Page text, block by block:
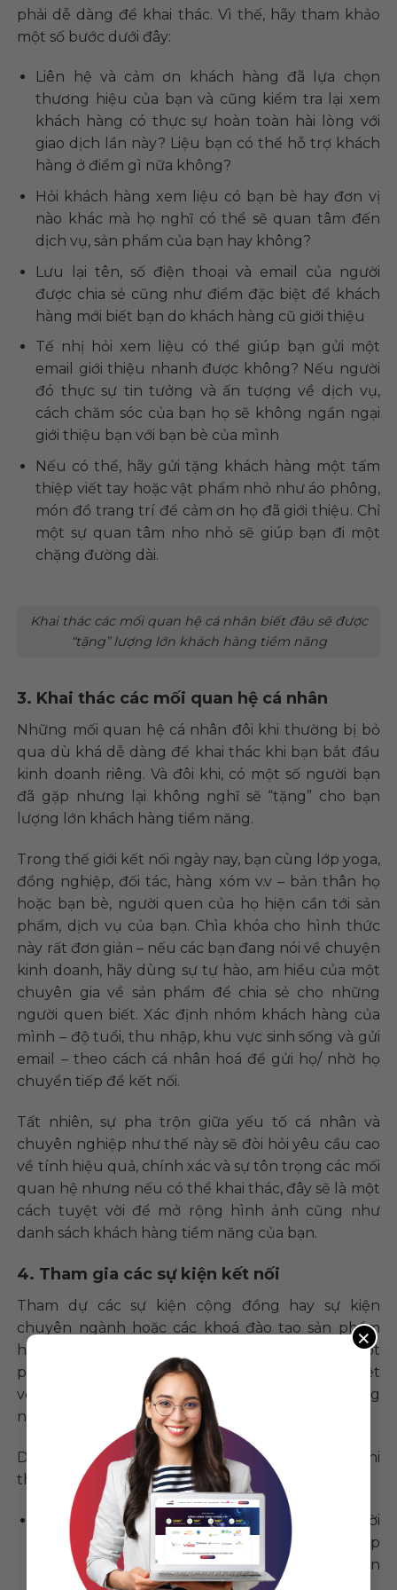
×
phải dễ dàng để khai thác. Vì thế, hãy tham khảo
một số bước dưới đây:
Liên hệ và cảm ơn khách hàng đã lựa chọn
thương hiệu của bạn và cũng kiểm tra lại xem
khách hàng có thực sự hoàn toàn hài lòng với
giao dịch lần này? Liệu bạn có thể hỗ trợ khách
hàng ở điểm gì nữa không?
Hỏi khách hàng xem liệu có bạn bè hay đơn vị
nào khác mà họ nghĩ có thể sẽ quan tâm đến
dịch vụ, sản phẩm của bạn hay không?
Lưu lại tên, số điện thoại và email của người
được chia sẻ cũng như điểm đặc biệt để khách
hàng mới biết bạn do khách hàng cũ giới thiệu
Tế nhị hỏi xem liệu có thể giúp bạn gửi một
email giới thiệu nhanh được không? Nếu người
đó thực sự tin tưởng và ấn tượng về dịch vụ,
cách chăm sóc của bạn họ sẽ không ngần ngại
giới thiệu bạn với bạn bè của mình
Nếu có thể, hãy gửi tặng khách hàng một tấm
thiệp viết tay hoặc vật phẩm nhỏ như áo phông,
món đồ trang trí để cảm ơn họ đã giới thiệu. Chỉ
một sự quan tâm nho nhỏ sẽ giúp bạn đi một
chặng đường dài.
Khai thác các mối quan hệ cá nhân biết đâu sẽ được
“tặng” lượng lớn khách hàng tiềm năng
3. Khai thác các mối quan hệ cá nhân
Những mối quan hệ cá nhân đôi khi thường bị bỏ
qua dù khá dễ dàng để khai thác khi bạn bắt đầu
kinh doanh riêng. Và đôi khi, có một số người bạn
đã gặp nhưng lại không nghĩ sẽ “tặng” cho bạn
lượng lớn khách hàng tiềm năng.
Trong thế giới kết nối ngày nay, bạn cùng lớp yoga,
đồng nghiệp, đối tác, hàng xóm v.v – bản thân họ
hoặc bạn bè, người quen của họ hiện cần tới sản
phẩm, dịch vụ của bạn. Chìa khóa cho hình thức
này rất đơn giản – nếu các bạn đang nói về chuyện
kinh doanh, hãy dùng sự tự hào, am hiểu của một
chuyên gia về sản phẩm để chia sẻ cho những
người quen biết. Xác định nhóm khách hàng của
mình – độ tuổi, thu nhập, khu vực sinh sống và gửi
email – theo cách cá nhân hoá để gửi họ/ nhờ họ
chuyển tiếp để kết nối.
Tất nhiên, sự pha trộn giữa yếu tố cá nhân và
chuyên nghiệp như thế này sẽ đòi hỏi yêu cầu cao
về tính hiệu quả, chính xác và sự tôn trọng các mối
quan hệ nhưng nếu có thể khai thác, đây sẽ là một
cách tuyệt vời để mở rộng hình ảnh cũng như
danh sách khách hàng tiềm năng của bạn.
4. Tham gia các sự kiện kết nối
Tham dự các sự kiện cộng đồng hay sự kiện
chuyên ngành hoặc các khoá đào tạo sản phẩm
hay phát triển kỹ năng lãnh đạo, v.v nên là một
phần thói quen của bạn bởi đây là một cách tuyệt
vời để phát triển mức độ ảnh hưởng cá nhân cũng
như mối quan hệ của doanh nghiệp.
Dưới đây là bốn điều cơ bản cần lưu ý trước khi
tham gia các sự kiện kết nối:
Mục tiêu của các event chủ yếu giúp mọi người
làm quen, gắn kết và tìm kiếm thêm cơ hội hợp
tác. Đừng quá nặng nề hay buộc phải hoàn